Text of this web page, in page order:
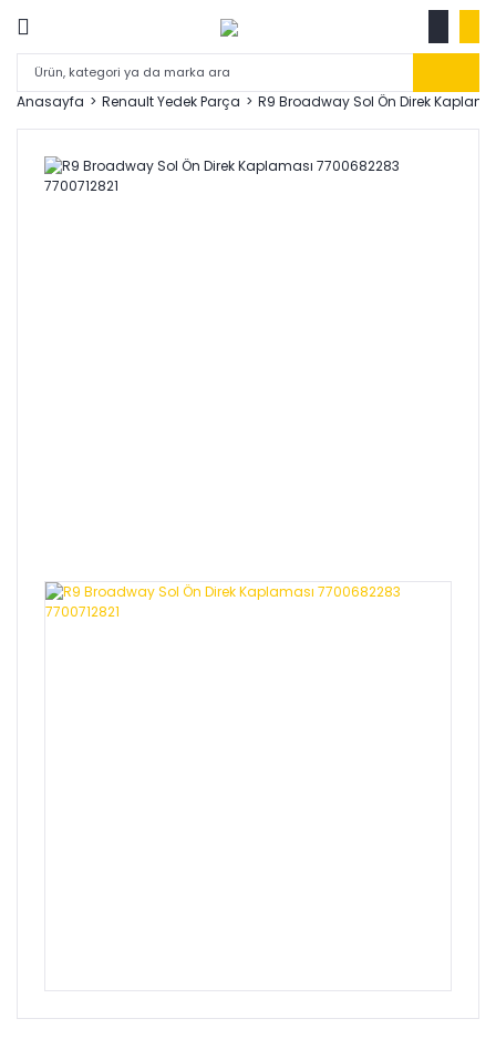
Anasayfa Renault Yedek Parça R9 Broadway Sol Ön Direk